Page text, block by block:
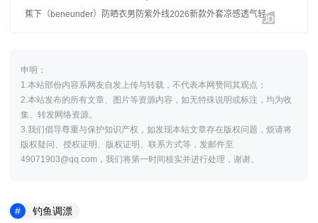
申明：
1.本站部份内容系网友自发上传与转载，不代表本网赞同其观点；
2.本站发布的所有文章、图片等资源内容，如无特殊说明或标注，均为收
集、转发网络资源。
3.我们倡导尊重与保护知识产权，如发现本站文章存在版权问题，烦请将
版权疑问、授权证明、版权证明、联系方式等，发邮件至
49071903@qq.com，我们将第一时间核实并进行处理，谢谢。
钓鱼调漂